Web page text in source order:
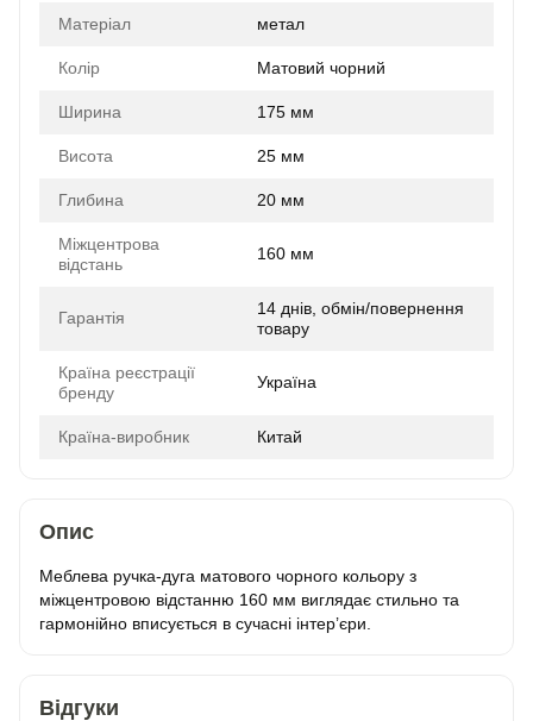
Матеріал метал
Колір Матовий чорний
Ширина 175 мм
Висота 25 мм
Глибина 20 мм
Міжцентрова
відстань
160 мм
Гарантія
14 днів, обмін/повернення
товару
Країна реєстрації
бренду
Україна
Країна-виробник Китай
Опис
Меблева ручка-дуга матового чорного кольору з
міжцентровою відстанню 160 мм виглядає стильно та
гармонійно вписується в сучасні інтер’єри.
Відгуки